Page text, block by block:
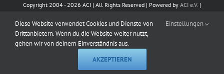
Copyright 2004 - 2026 ACI | All Rights Reserved | Powered by ACI e.V. |
E-
Mail
FacebookInstagram
X PinterestLinkedIn
CALL
Diese Website verwendet Cookies und Dienste von
Drittanbietern. Wenn du die Website weiter nutzt,
gehen wir von deinem Einverständnis aus.
Einstellungen
AKZEPTIEREN